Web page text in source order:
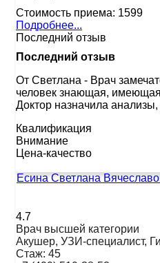
Стоимость приема: 1599
Подробнее...
Последний отзыв
Последний отзыв
От Светлана - Врач
человек знающая,
Доктор назначила
Квалификация
Внимание
Цена-качество
Есина Светлана
4.7
Врач высшей категории
Акушер, УЗИ-специалист,
Стаж: 45